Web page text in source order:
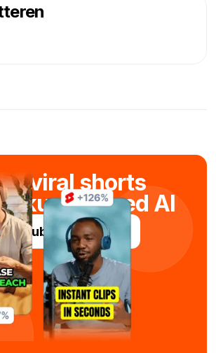
viral shorts
med AI
Submagic gratis